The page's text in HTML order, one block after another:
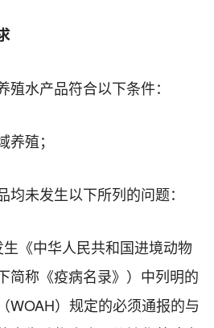
殖水产品符合以下条件：
养殖；
均未发生以下所列的问题：
《中华人民共和国进境动物
简称《疫病名录》）中列明的
WOAH）规定的必须通报的与